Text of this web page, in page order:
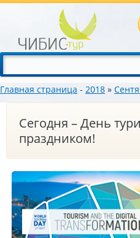
Главная страница - 2018 »
Сегодня – День
праздником!